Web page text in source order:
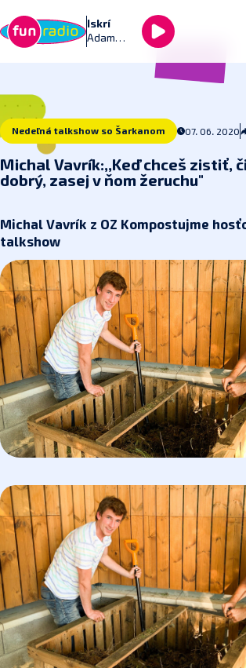
Iskrí
Adam
Nedeľná talkshow so Šarkanom 07. 06. 2020
Michal Vavrík:,,Keď chceš zistiť,
dobrý, zasej v ňom žeruchu"
Michal Vavrík z OZ Kompostujme
talkshow